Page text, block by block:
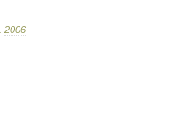
2006